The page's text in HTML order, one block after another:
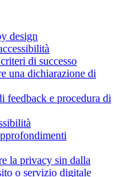
design
di successo
una dichiarazione di
feedback e procedura di
la privacy sin dalla
o servizio digitale